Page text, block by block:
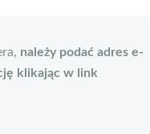
należy podać adres e-
klikając w link